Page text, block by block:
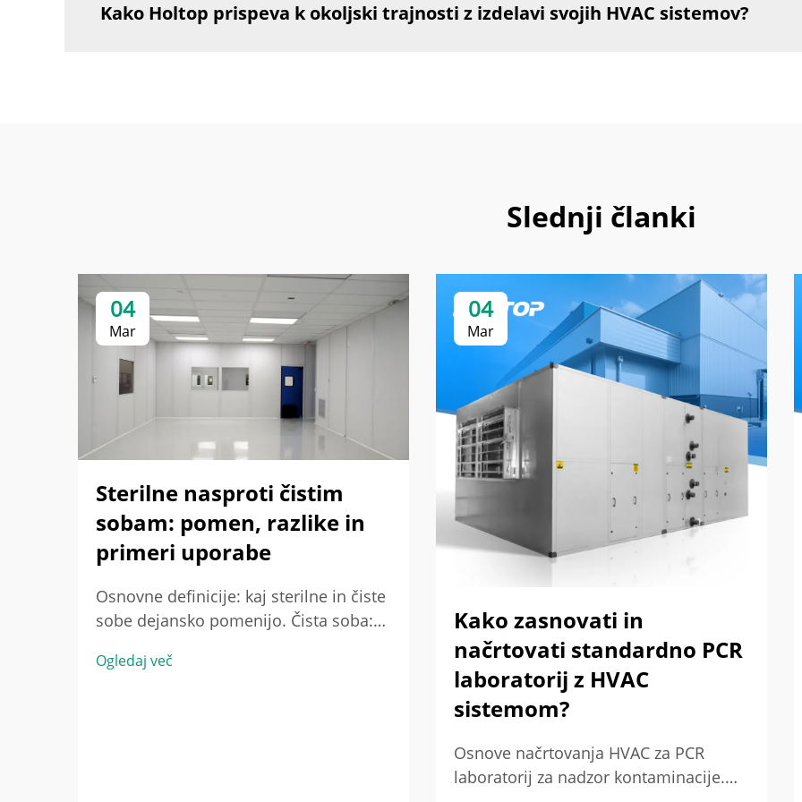
Kako Holtop prispeva k okoljski trajnosti z izdelavi svojih HVAC sistemov?
Slednji članki
04
Mar
Sterilne nasproti čistim
sobam: pomen, razlike in
primeri uporabe
Osnovne definicije: kaj sterilne in čiste
sobe dejansko pomenijo. Čista soba:
delcev (standardi ISO 14644-1). Čista
Ogledaj več
04
Mar
Kako zasnovati in
načrtovati standardno PCR
laboratorij z HVAC
sistemom?
Osnove načrtovanja HVAC za PCR
laboratorij za nadzor kontaminacije.